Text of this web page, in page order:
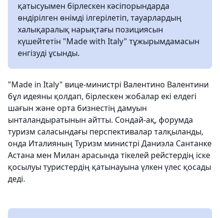
қатысуымен бірлескен кәсіпорындарда
өндірілген өнімді ілгерілетіп, тауарлардың
халықаралық нарықтағы позициясын
күшейтетін "Made with Italy" тұжырымдамасын
енгізуді ұсынды.
"Made in Italy" вице-министрі Валентино Валентини
бұл идеяны қолдап, бірлескен жобалар екі елдегі
шағын және орта бизнестің дамуын
ынталандыратынын айтты. Сондай-ақ, форумда
туризм саласындағы перспективалар талқыланды,
онда Италияның Туризм министрі Даниэла Сантанке
Астана мен Милан арасында тікелей рейстердің іске
қосылуы туристердің қатынауына үлкен үлес қосады
деді.